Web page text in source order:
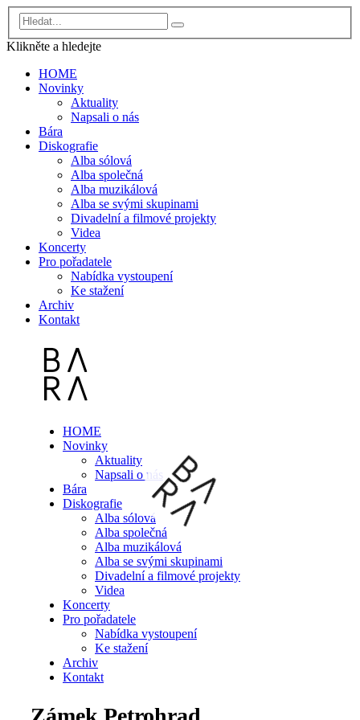
Klikněte a hledejte
HOME
Novinky
Aktuality
Napsali o nás
Bára
Diskografie
Alba sólová
Alba společná
Alba muzikálová
Alba se svými skupinami
Divadelní a filmové projekty
Videa
Koncerty
Pro pořadatele
Nabídka vystoupení
Ke stažení
Archiv
Kontakt
HOME
Novinky
Aktuality
Napsali o nás
Bára
Diskografie
Alba sólová
Alba společná
Alba muzikálová
Alba se svými skupinami
Divadelní a filmové projekty
Videa
Koncerty
Pro pořadatele
Nabídka vystoupení
Ke stažení
Archiv
Kontakt